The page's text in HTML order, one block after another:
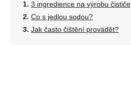
3 ingredience na výrobu čističe
Co s jedlou sodou?
Jak často čištění provádět?